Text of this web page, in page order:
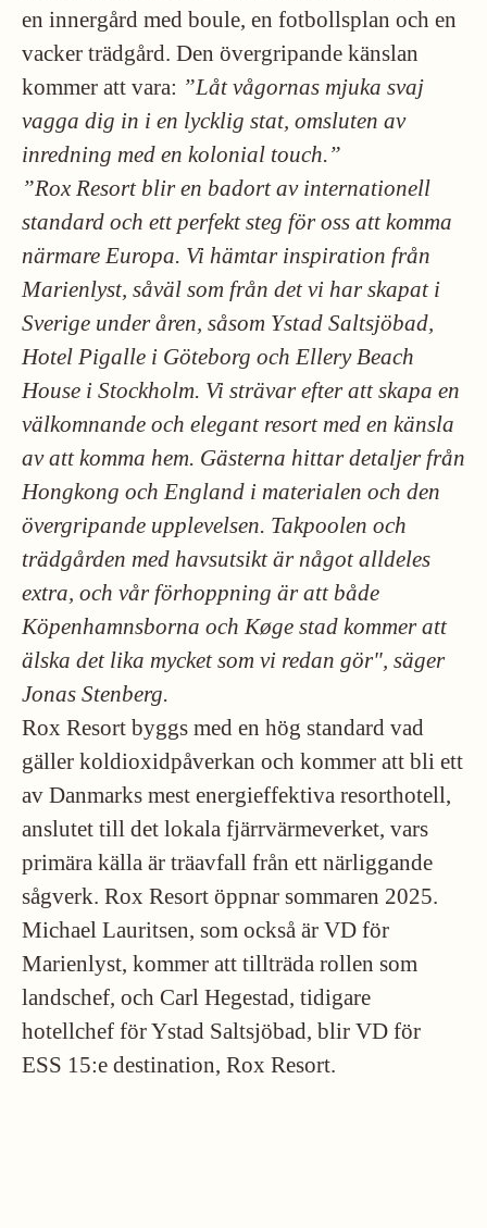
en innergård med boule, en fotbollsplan och en
vacker trädgård. Den övergripande känslan
kommer att vara: ”Låt vågornas mjuka svaj
vagga dig in i en lycklig stat, omsluten av
inredning med en kolonial touch.”
”Rox Resort blir en badort av internationell
standard och ett perfekt steg för oss att komma
närmare Europa. Vi hämtar inspiration från
Marienlyst, såväl som från det vi har skapat i
Sverige under åren, såsom Ystad Saltsjöbad,
Hotel Pigalle i Göteborg och Ellery Beach
House i Stockholm. Vi strävar efter att skapa en
välkomnande och elegant resort med en känsla
av att komma hem. Gästerna hittar detaljer från
Hongkong och England i materialen och den
övergripande upplevelsen. Takpoolen och
trädgården med havsutsikt är något alldeles
extra, och vår förhoppning är att både
Köpenhamnsborna och Køge stad kommer att
älska det lika mycket som vi redan gör", säger
Jonas Stenberg.
Rox Resort byggs med en hög standard vad
gäller koldioxidpåverkan och kommer att bli ett
av Danmarks mest energieffektiva resorthotell,
anslutet till det lokala fjärrvärmeverket, vars
primära källa är träavfall från ett närliggande
sågverk. Rox Resort öppnar sommaren 2025.
Michael Lauritsen, som också är VD för
Marienlyst, kommer att tillträda rollen som
landschef, och Carl Hegestad, tidigare
hotellchef för Ystad Saltsjöbad, blir VD för
ESS 15:e destination, Rox Resort.